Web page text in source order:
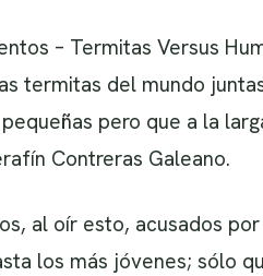
– Termitas Versus
termitas del mundo
pero que a la
Contreras Galeano.
al oír esto, acusados
los más jóvenes; sólo